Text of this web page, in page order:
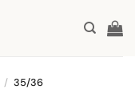
/ 35/36